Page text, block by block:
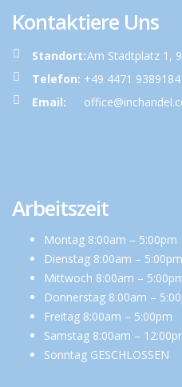
Kontaktiere Uns
Standort:Am Stadtplatz 1,
Telefon: +49 4471 9389184
Email:
Arbeitszeit
Montag 8:00am – 5:00pm
Dienstag 8:00am – 5:00pm
Mittwoch 8:00am –
Donnerstag 8:00am –
Freitag 8:00am – 5:00pm
Samstag 8:00am –
Sonntag GESCHLOSSEN